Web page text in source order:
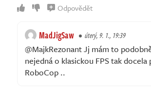
Odpovědět
MadJigSaw úterý, 9. 1., 19:39
@MajkRezonant Jj mám to
nejedná o klasickou FPS tak docela
RoboCop ..